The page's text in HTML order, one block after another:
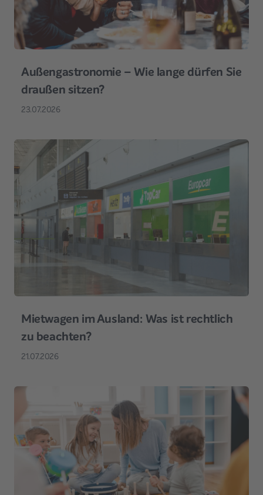
Außengastronomie – Wie lange dürfen Sie
draußen sitzen?
23.07.2026
Mietwagen im Ausland: Was ist rechtlich
zu beachten?
21.07.2026